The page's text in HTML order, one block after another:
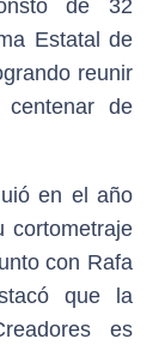
de 32
Estatal de
reunir
de
en el año
cortometraje
con Rafa
que la
es